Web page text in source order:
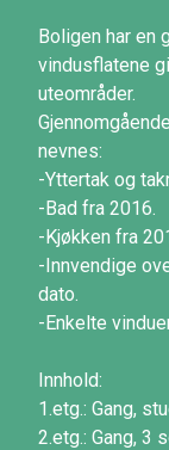
Boligen har en
vindusflatene
uteområder.
nevnes:
-Yttertak og
-Bad fra 2016.
-Kjøkken fra
-Innvendige
dato.
-Enkelte
Innhold:
1.etg.: Gang,
2.etg.: Gang, 3